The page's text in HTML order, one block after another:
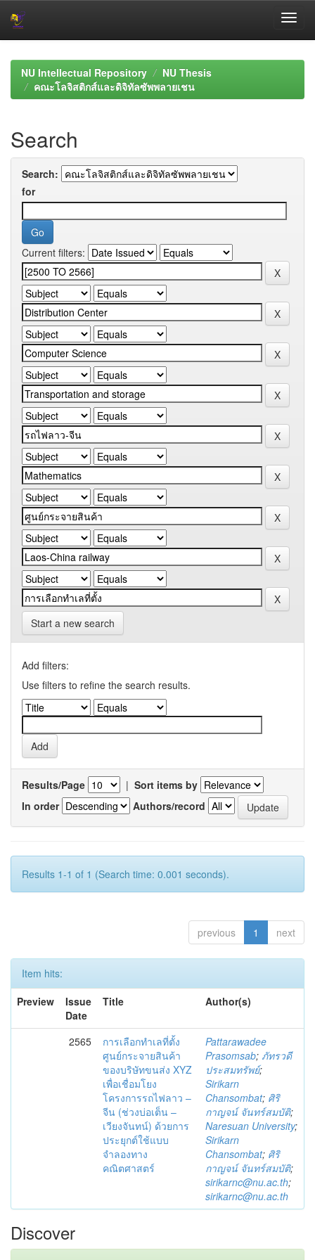
navigationNU Intellectual Repository
NU Thesis
คณะโลจิสติกส์และดิจิทัลซัพพลายเชน
Search
Search:
for
Current filters:
Start a new search
Add filters:
Use filters to refine the search results.
Results/Page | Sort items by
In order
Authors/record
Results 1-1 of 1 (Search time: 0.001 seconds).
previous 1 next
Item hits:
Preview
Issue
Date
Title Author(s)
2565
การเลือกทำเลที่ตั้ง
ศูนย์กระจายสินค้า
ของบริษัทขนส่ง XYZ
เพื่อเชื่อมโยง
โครงการรถไฟลาว –
จีน (ช่วงบ่อเต็น –
เวียงจันทน์) ด้วยการ
ประยุกต์ใช้แบบ
จำลองทาง
คณิตศาสตร์
Pattarawadee
Prasomsab; ภัทรวดี
ประสมทรัพย์;
Sirikarn
Chansombat; ศิริ
กาญจน์ จันทร์สมบัติ;
Naresuan University;
Sirikarn
Chansombat; ศิริ
กาญจน์ จันทร์สมบัติ;
sirikarnc@nu.ac.th;
sirikarnc@nu.ac.th
Discover